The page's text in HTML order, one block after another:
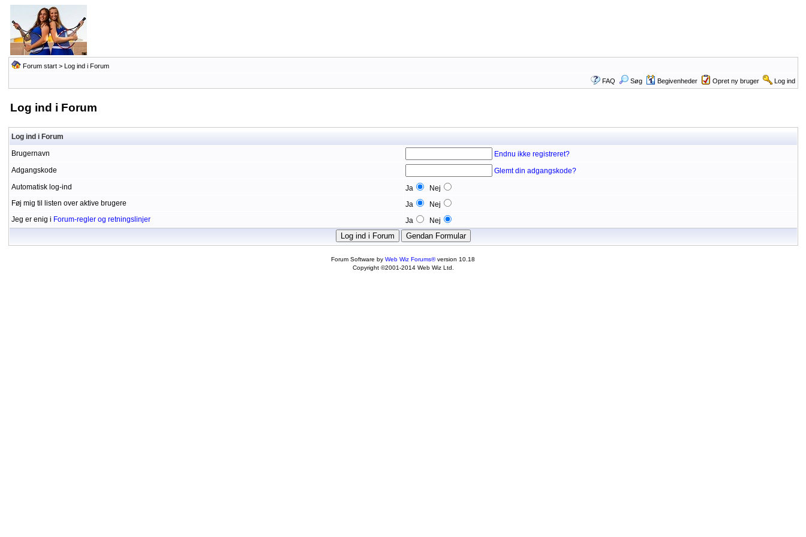
Forum start> Log ind i Forum
FAQ Søg Begivenheder Opret ny bruger Log ind
Log ind i Forum
Log ind i Forum
Brugernavn
Endnu ikke registreret?
Adgangskode
Glemt din adgangskode?
Automatisk log-ind
Ja
Nej
Føj mig til listen over aktive brugere
Ja
Nej
Jeg er enig i Forum-regler og retningslinjer Ja Nej
Forum Software by Web Wiz Forums®version 10.18
Copyright ©2001-2014 Web Wiz Ltd.